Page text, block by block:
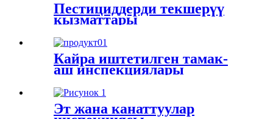
Пестициддерди текшерүү
кызматтары
Кайра иштетилген тамак-
аш инспекциялары
Эт жана канаттуулар